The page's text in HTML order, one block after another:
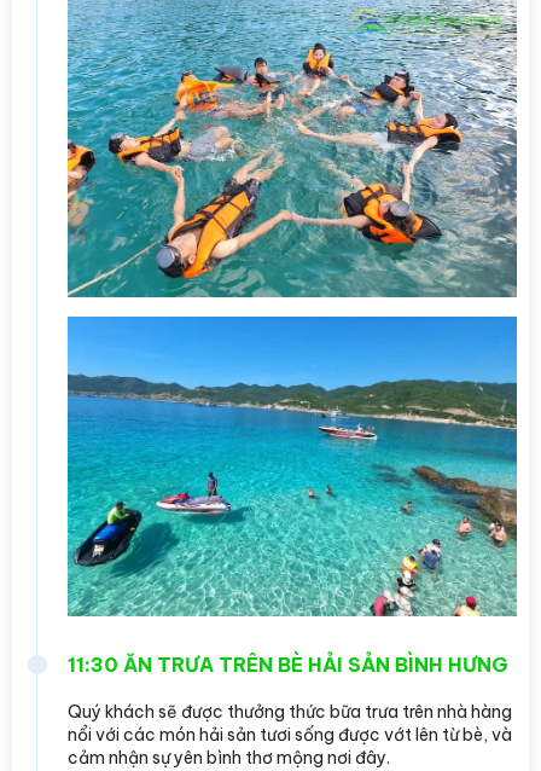
11:30 ĂN TRƯA TRÊN BÈ HẢI SẢN BÌNH HƯNG
Quý khách sẽ được thưởng thức bữa trưa trên nhà hàng
nổi với các món hải sản tươi sống được vớt lên từ bè, và
cảm nhận sự yên bình thơ mộng nơi đây.